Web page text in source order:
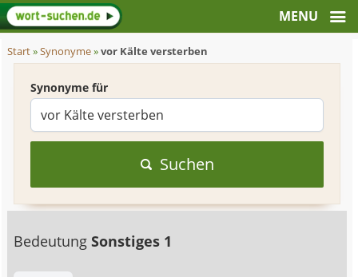
Start»Synonyme»vor Kälte versterben
Synonyme für
Suchen
BedeutungSonstiges 1